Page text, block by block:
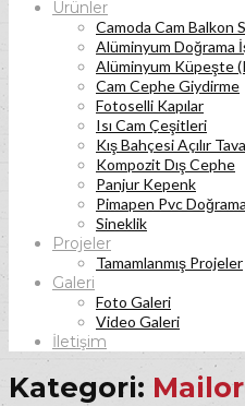
Ürünler
Camoda Cam Balkon
Alüminyum Doğrama
Alüminyum Küpeşte
Cam Cephe Giydirme
Fotoselli Kapılar
Isı Cam Çeşitleri
Kış Bahçesi Açılır
Kompozit Dış Cephe
Panjur Kepenk
Pimapen Pvc Doğrama
Sineklik
Projeler
Tamamlanmış Projeler
Galeri
Foto Galeri
Video Galeri
İletişim
Kategori: